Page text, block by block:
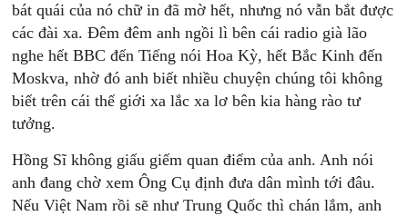
bát quái của nó chữ in đã mờ hết, nhưng nó vẫn bắt được
các đài xa. Ðêm đêm anh ngồi lì bên cái radio già lão
nghe hết BBC đến Tiếng nói Hoa Kỳ, hết Bắc Kinh đến
Moskva, nhờ đó anh biết nhiều chuyện chúng tôi không
biết trên cái thế giới xa lắc xa lơ bên kia hàng rào tư
tưởng.
Hồng Sĩ không giấu giếm quan điểm của anh. Anh nói
anh đang chờ xem Ông Cụ định đưa dân mình tới đâu.
Nếu Việt Nam rồi sẽ như Trung Quốc thì chán lắm, anh